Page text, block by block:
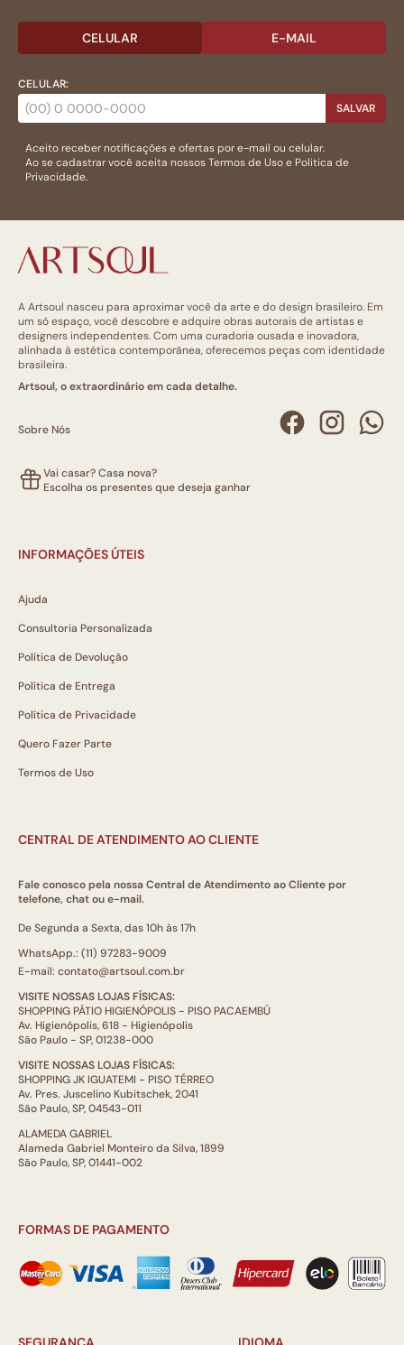
CELULAR E-MAIL
CELULAR:
SALVAR
Aceito receber notificações e ofertas por e-mail ou celular.
Ao se cadastrar você aceita nossosTermos de Usoe Politica de
Privacidade.
A Artsoul nasceu para aproximar você da arte e do design brasileiro. Em
um só espaço, você descobre e adquire obras autorais de artistas e
designers independentes. Com uma curadoria ousada e inovadora,
alinhada à estética contemporânea, oferecemos peças com identidade
brasileira.
Artsoul, o extraordinário em cada detalhe.
Sobre Nós
Vai casar? Casa nova?
Escolha os presentes que deseja ganhar
INFORMAÇÕES ÚTEIS
Ajuda
Consultoria Personalizada
Política de Devolução
Política de Entrega
Política de Privacidade
Quero Fazer Parte
Termos de Uso
CENTRAL DE ATENDIMENTO AO CLIENTE
Fale conosco pela nossa Central de Atendimento ao Cliente por
telefone, chat ou e-mail.
De Segunda a Sexta, das 10h às 17h
WhatsApp.: (11) 97283-9009
E-mail: contato@artsoul.com.br
VISITE NOSSAS LOJAS FÍSICAS:
SHOPPING PÁTIO HIGIENÓPOLIS - PISO PACAEMBÚ
Av. Higienópolis, 618 - Higienópolis
São Paulo - SP, 01238-000
VISITE NOSSAS LOJAS FÍSICAS:
SHOPPING JK IGUATEMI - PISO TÉRREO
Av. Pres. Juscelino Kubitschek, 2041
São Paulo, SP, 04543-011
ALAMEDA GABRIEL
Alameda Gabriel Monteiro da Silva, 1899
São Paulo, SP, 01441-002
FORMAS DE PAGAMENTO